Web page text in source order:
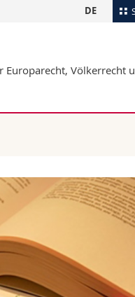
DE
Europarecht, Völkerrecht